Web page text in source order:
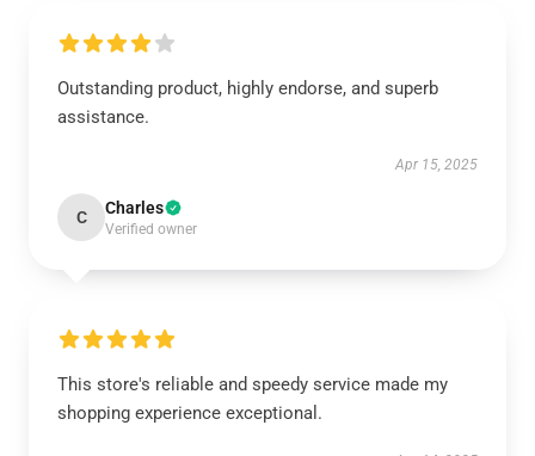
Outstanding product, highly endorse, and superb
assistance.
Apr 15, 2025
C Charles
Verified owner
This store's reliable and speedy service made my
shopping experience exceptional.